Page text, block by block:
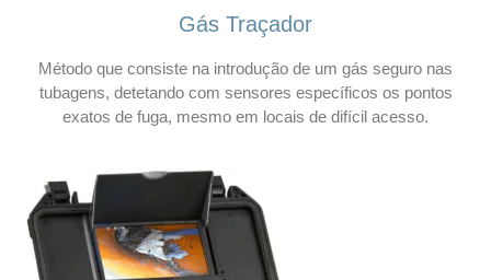
Gás Traçador
Método que consiste na introdução de um gás seguro nas
tubagens, detetando com sensores específicos os pontos
exatos de fuga, mesmo em locais de difícil acesso.